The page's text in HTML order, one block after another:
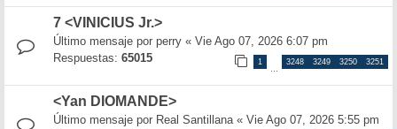
7 <VINICIUS Jr.>
Último mensaje por perry « Vie Ago 07, 2026 6:07 pm
Respuestas: 65015 1
…
3248 3249 3250 3251
<Yan DIOMANDE>
Último mensaje por Real Santillana« Vie Ago 07, 2026 5:55 pm